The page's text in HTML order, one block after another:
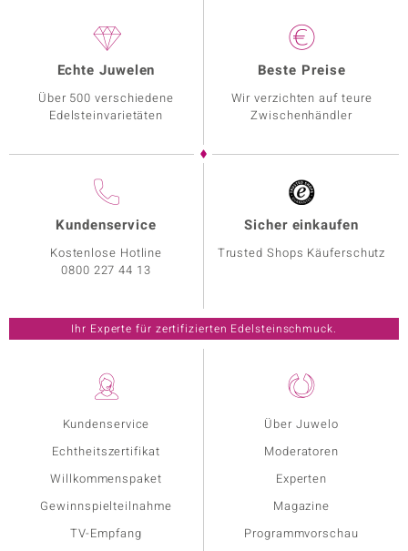
Kundenservice
Echtheitszertifikat
Willkommenspaket
Gewinnspielteilnahme
TV-Empfang
Über Juwelo
Moderatoren
Experten
Magazine
Programmvorschau
Echte Juwelen
Über 500 verschiedene
Edelsteinvarietäten
Beste Preise
Wir verzichten auf teure
Zwischenhändler
Kundenservice
Kostenlose Hotline
0800 227 44 13
Sicher einkaufen
Trusted Shops Käuferschutz
Ihr Experte für zertifizierten Edelsteinschmuck.